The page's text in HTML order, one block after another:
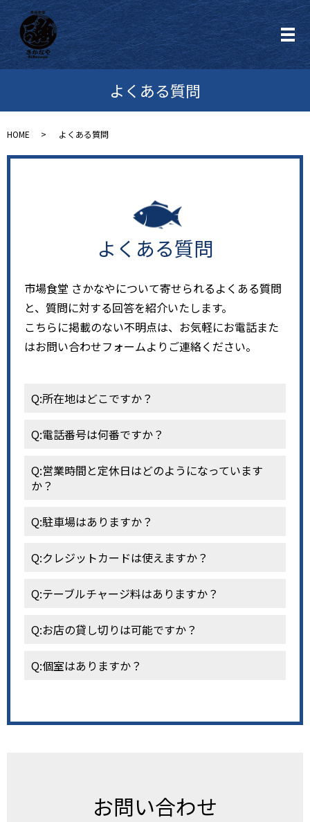
メ
よくある質問
HOME よくある質問
よくある質問
市場食堂 さかなやについて寄せられるよくある質問
と、質問に対する回答を紹介いたします。
こちらに掲載のない不明点は、お気軽にお電話また
はお問い合わせフォームよりご連絡ください。
Q:所在地はどこですか？
Q:電話番号は何番ですか？
Q:営業時間と定休日はどのようになっています
か？
Q:駐車場はありますか？
Q:クレジットカードは使えますか？
Q:テーブルチャージ料はありますか？
Q:お店の貸し切りは可能ですか？
Q:個室はありますか？
お問い合わせ